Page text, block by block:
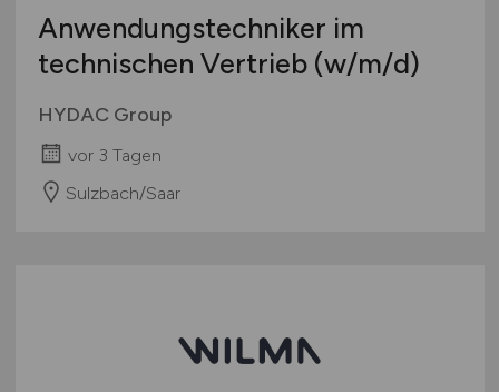
Anwendungstechniker im
technischen Vertrieb (w/m/d)
HYDAC Group
vor 3 Tagen
Sulzbach/Saar